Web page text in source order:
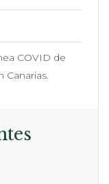
COVID de
Canarias.